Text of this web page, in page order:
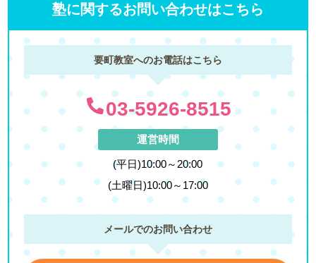
塾に関するお問い合わせはこちら
要町教室へのお電話はこちら
03-5926-8515
運営時間
(平日)10:00～20:00
(土曜日)10:00～17:00
メールでのお問い合わせ